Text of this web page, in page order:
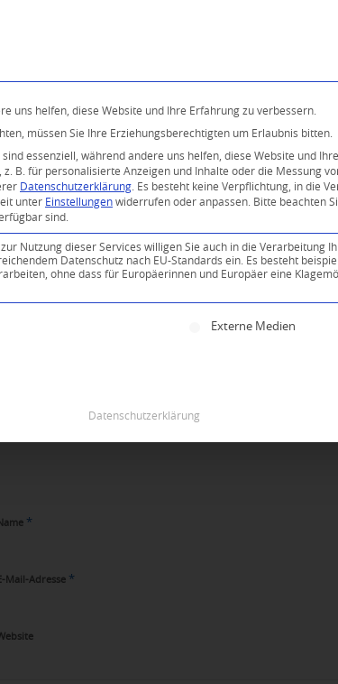
Name *
E-Mail-Adresse *
uns helfen, diese Website und Ihre Erfahrung zu verbessern.
müssen Sie Ihre Erziehungsberechtigten um Erlaubnis bitten.
essenziell, während andere uns helfen, diese Website und
B. für personalisierte Anzeigen und Inhalte oder die Messung
Datenschutzerklärung
Es besteht keine Verpflichtung, in die
unter Einstellungen widerrufen oder anpassen.
Bitte beachten
sind.
Nutzung dieser Services willigen Sie auch in die Verarbeitung
Datenschutz nach EU-Standards ein. Es besteht
ohne dass für Europäerinnen und Europäer eine
erteilt werden kann. Die erste
Externe Medien
Datenschutzerklärung